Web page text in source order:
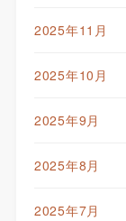
2025年11月
2025年10月
2025年9月
2025年8月
2025年7月